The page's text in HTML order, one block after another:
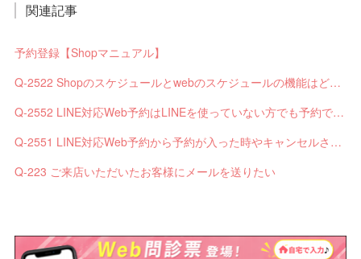
関連記事
予約登録【Shopマニュアル】
Q-2522 Shopのスケジュールとwebのスケジュールの機能はどう違いますか？
Q-2552 LINE対応Web予約はLINEを使っていない方でも予約できますか？
Q-2551 LINE対応Web予約から予約が入った時やキャンセルされた時、サロンやお客様へは通知されますか？
Q-223 ご来店いただいたお客様にメールを送りたい